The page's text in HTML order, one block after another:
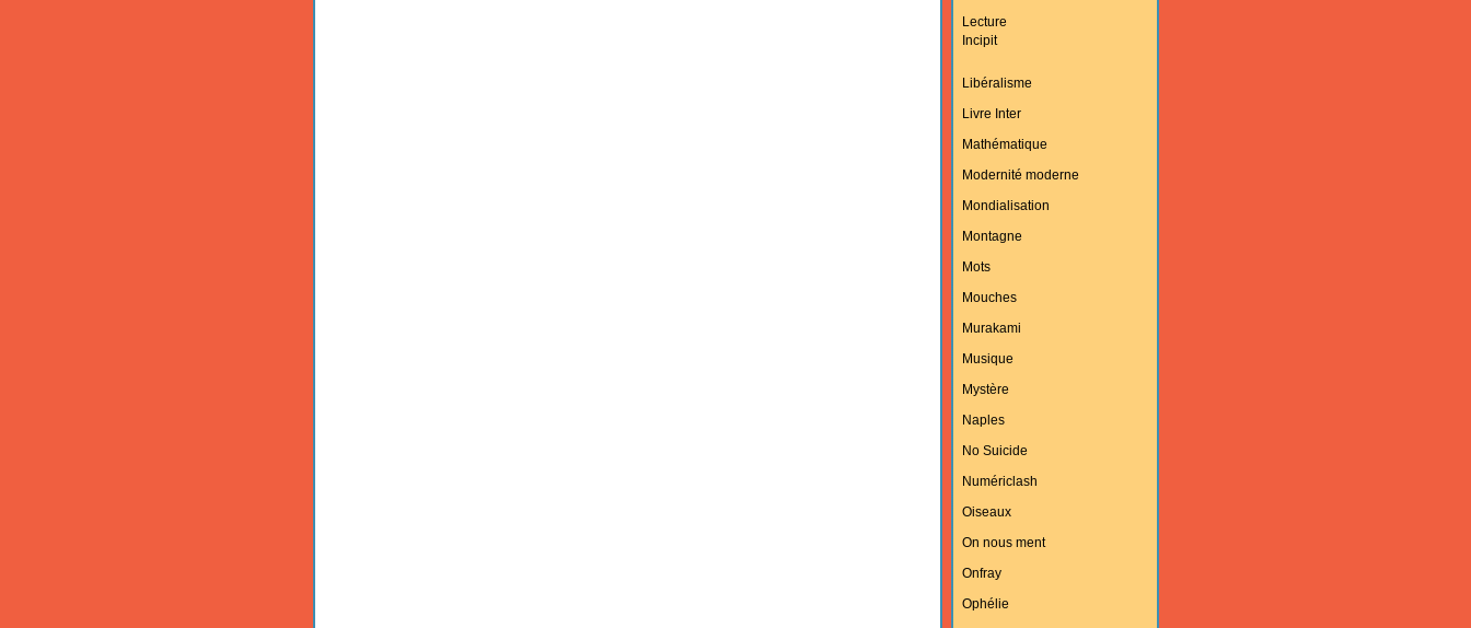
Lecture
Incipit
Libéralisme
Livre Inter
Mathématique
Modernité moderne
Mondialisation
Montagne
Mots
Mouches
Murakami
Musique
Mystère
Naples
No Suicide
Numériclash
Oiseaux
On nous ment
Onfray
Ophélie